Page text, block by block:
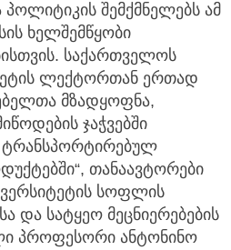
პოლიტიკის შემქმნელებს ამ
ხელშემწყობი
საქართველოს
ლექტორთან ერთად
მზადყოფნა,
ჯაჭვებში
ტრანსპორტირებულ
თანაავტორები
სოფლის
და სატყეო მეცნიერებების
პროფესორი ანტონინო